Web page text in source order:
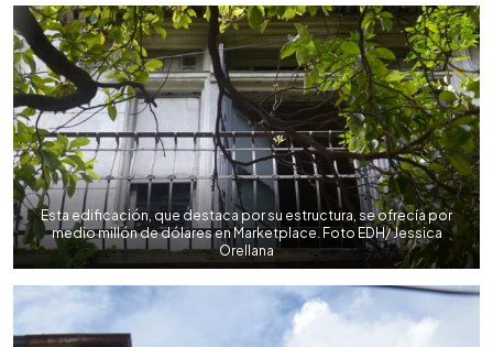
Esta edificación, que destaca por su estructura, se ofrecía por
medio millón de dólares en Marketplace. Foto EDH/ Jessica
Orellana